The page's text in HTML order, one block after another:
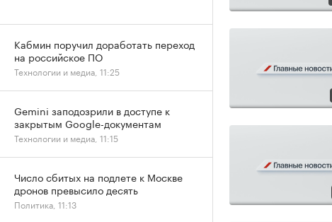
Кабмин поручил доработать переход
на российское ПО
Технологии и медиа, 11:25
Gemini заподозрили в доступе к
закрытым Google-документам
Технологии и медиа, 11:15
Число сбитых на подлете к Москве
дронов превысило десять
Политика, 11:13